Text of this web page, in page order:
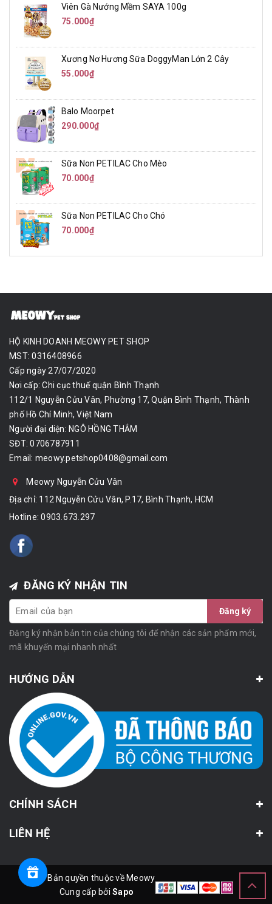
Viên Gà Nướng Mềm SAYA 100g
75.000₫
Xương Nơ Hương Sữa DoggyMan Lớn 2 Cây
55.000₫
Balo Moorpet
290.000₫
Sữa Non PETILAC Cho Mèo
70.000₫
Sữa Non PETILAC Cho Chó
70.000₫
HỘ KINH DOANH MEOWY PET SHOP
MST: 0316408966
Cấp ngày 27/07/2020
Nơi cấp: Chi cục thuế quận Bình Thạnh
112/1 Nguyễn Cửu Vân, Phường 17, Quận Bình Thạnh, Thành
phố Hồ Chí Minh, Việt Nam
Người đại diện: NGÔ HỒNG THẮM
SĐT: 0706787911
Email: meowy.petshop0408@gmail.com
Meowy Nguyễn Cửu Vân
Địa chỉ: 112 Nguyễn Cửu Vân, P.17, Bình Thạnh, HCM
Hotline:0903.673.297
ĐĂNG KÝ NHẬN TIN
Đăng ký
Đăng ký nhận bản tin của chúng tôi để nhận các sản phẩm mới,
mã khuyến mại nhanh nhất
HƯỚNG DẪN
CHÍNH SÁCH
LIÊN HỆ
© Bản quyền thuộc về Meowy
Cung cấp bởiSapo